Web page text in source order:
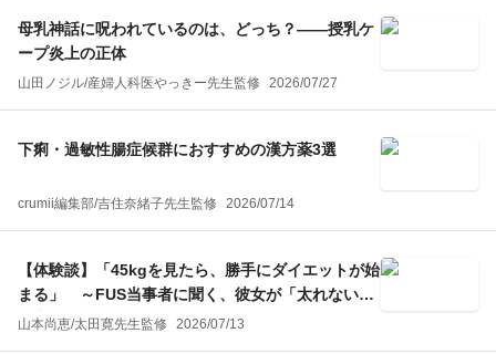
母乳神話に呪われているのは、どっち？——授乳ケ
ープ炎上の正体
山田ノジル/産婦人科医やっきー先生監修 2026/07/27
下痢・過敏性腸症候群におすすめの漢方薬3選
crumii編集部/吉住奈緒子先生監修 2026/07/14
【体験談】「45kgを見たら、勝手にダイエットが始
まる」 ～FUS当事者に聞く、彼女が「太れない」
理由～
山本尚恵/太田寛先生監修 2026/07/13